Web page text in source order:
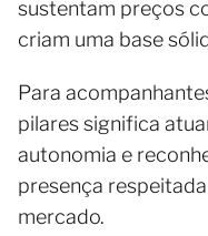
sustentam preços
criam uma base
Para
pilares significa
autonomia e
presença
mercado.